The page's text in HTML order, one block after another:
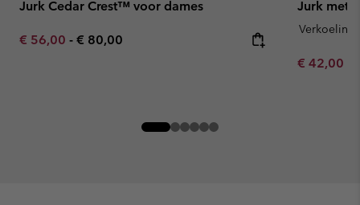
Jurk Cedar Crest™ voor dames
Minimum sale price:
€ 56,00 - Maximum price:
€ 80,00
Jurk met
Verkoeling
Minimum
€ 42,00